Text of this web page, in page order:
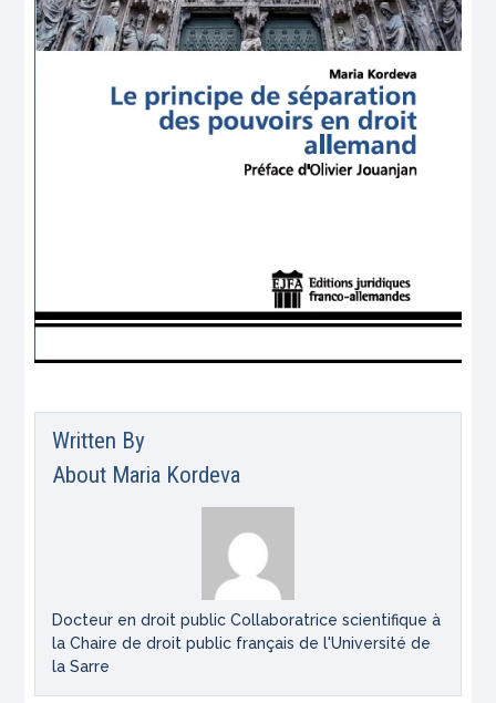
Written By
About Maria Kordeva
Docteur en droit public Collaboratrice scientifique à
la Chaire de droit public français de l'Université de
la Sarre